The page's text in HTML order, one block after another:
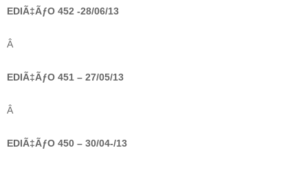
EDIÃ‡ÃƒO 452 -28/06/13
Â
EDIÃ‡ÃƒO 451 – 27/05/13
Â
EDIÃ‡ÃƒO 450 – 30/04-/13